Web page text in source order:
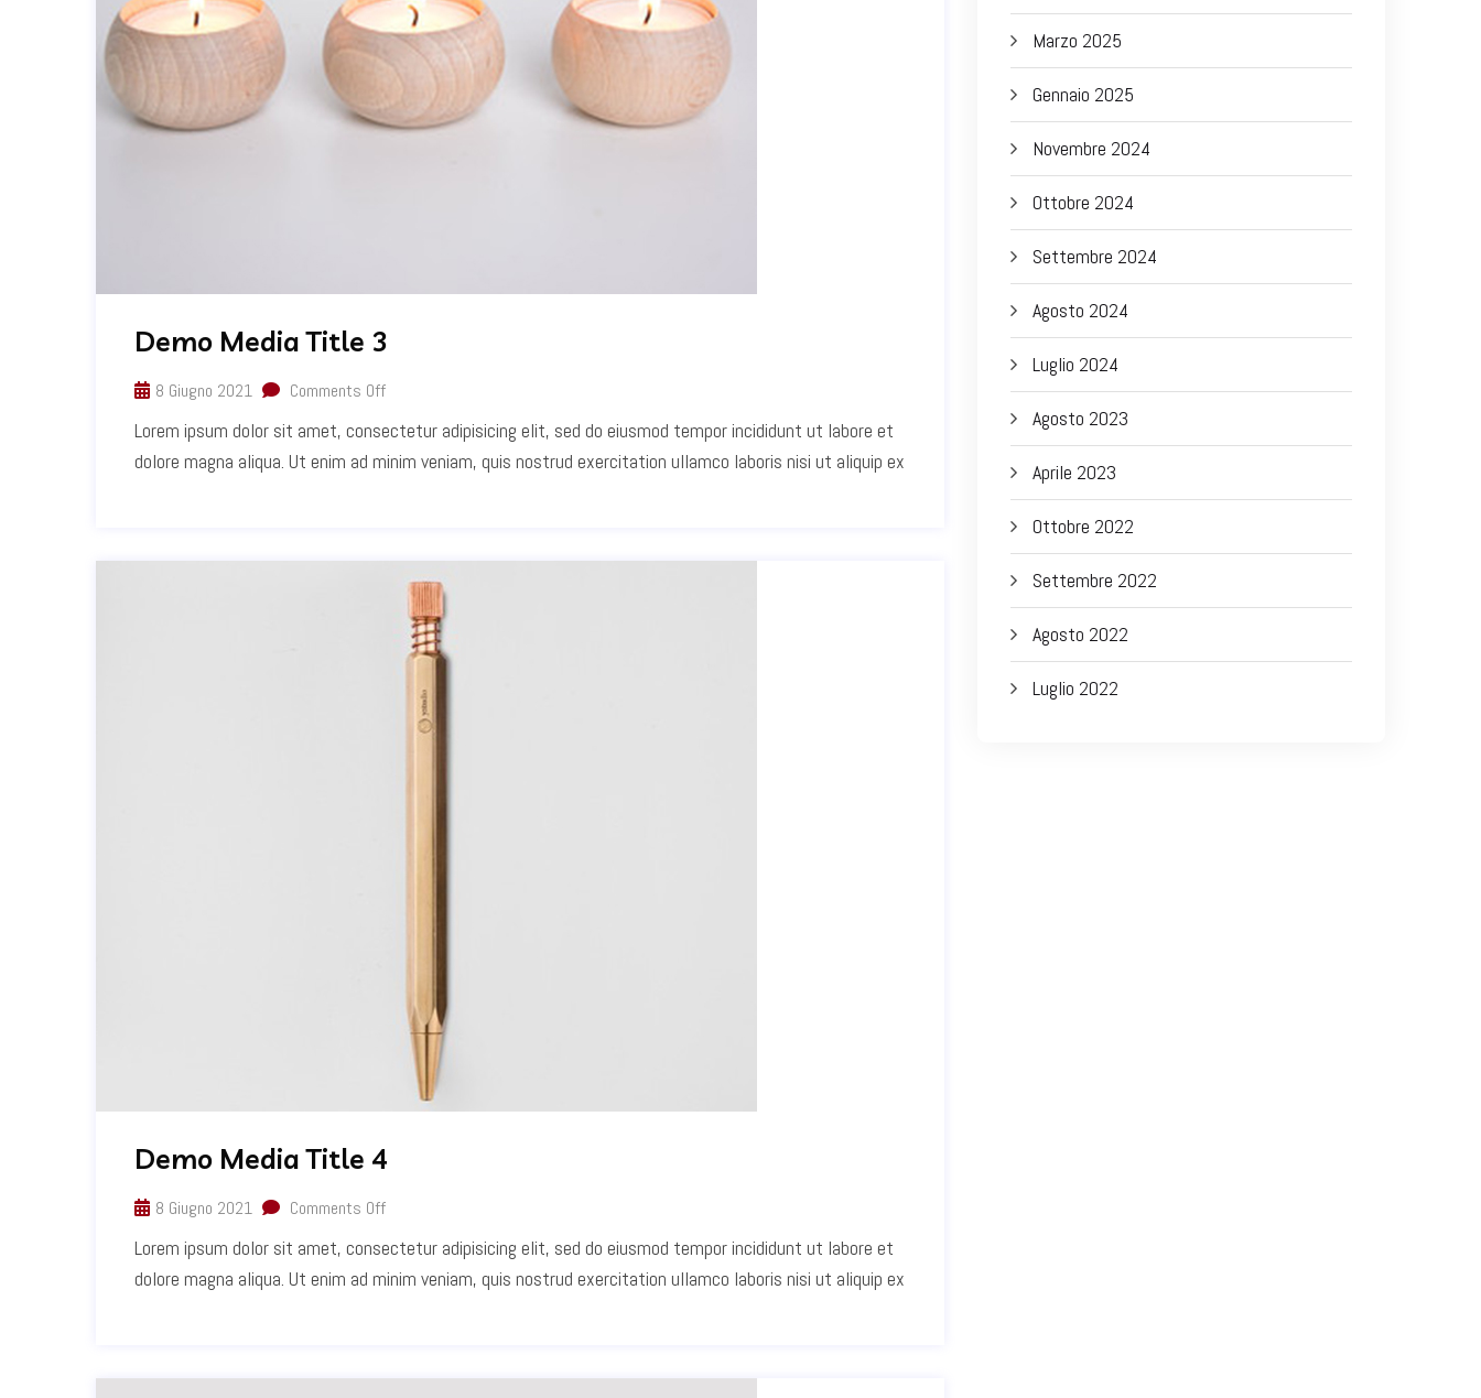
Demo Media Title 3
8 Giugno 2021 Comments Off
Lorem ipsum dolor sit amet, consectetur adipisicing elit, sed do eiusmod tempor incididunt ut labore et
dolore magna aliqua. Ut enim ad minim veniam, quis nostrud exercitation ullamco laboris nisi ut aliquip ex
Demo Media Title 4
8 Giugno 2021 Comments Off
Lorem ipsum dolor sit amet, consectetur adipisicing elit, sed do eiusmod tempor incididunt ut labore et
dolore magna aliqua. Ut enim ad minim veniam, quis nostrud exercitation ullamco laboris nisi ut aliquip ex
Marzo 2025
Gennaio 2025
Novembre 2024
Ottobre 2024
Settembre 2024
Agosto 2024
Luglio 2024
Agosto 2023
Aprile 2023
Ottobre 2022
Settembre 2022
Agosto 2022
Luglio 2022